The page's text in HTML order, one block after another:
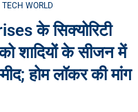
TECH WORLD
के सिक्योरिटी
शादियों के सीजन में
होम लॉकर की मांग